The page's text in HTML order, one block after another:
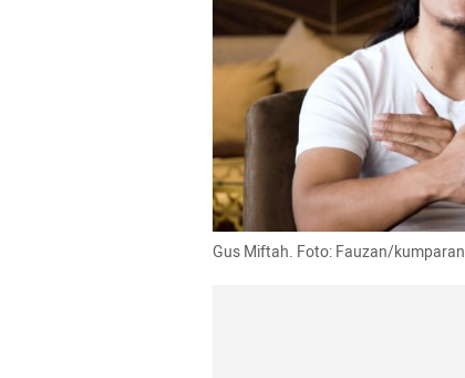
Gus Miftah. Foto: Fauzan/kumparan